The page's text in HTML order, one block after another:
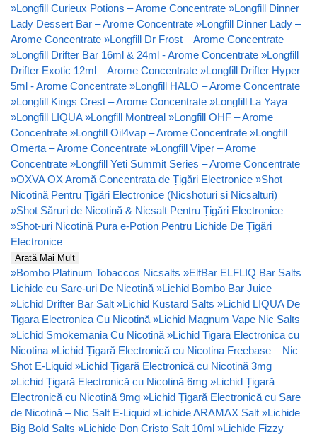
»Longfill Curieux Potions – Arome Concentrate »Longfill Dinner
Lady Dessert Bar – Arome Concentrate »Longfill Dinner Lady –
Arome Concentrate »Longfill Dr Frost – Arome Concentrate
»Longfill Drifter Bar 16ml & 24ml - Arome Concentrate »Longfill
Drifter Exotic 12ml – Arome Concentrate »Longfill Drifter Hyper
5ml - Arome Concentrate »Longfill HALO – Arome Concentrate
»Longfill Kings Crest – Arome Concentrate »Longfill La Yaya
»Longfill LIQUA »Longfill Montreal »Longfill OHF – Arome
Concentrate »Longfill Oil4vap – Arome Concentrate »Longfill
Omerta – Arome Concentrate »Longfill Viper – Arome
Concentrate »Longfill Yeti Summit Series – Arome Concentrate
»OXVA OX Aromă Concentrata de Țigări Electronice »Shot
Nicotină Pentru Țigări Electronice (Nicshoturi si Nicsalturi)
»Shot Săruri de Nicotină & Nicsalt Pentru Țigări Electronice
»Shot-uri Nicotină Pura e-Potion Pentru Lichide De Țigări
Electronice
Arată Mai Mult
»Bombo Platinum Tobaccos Nicsalts »ElfBar ELFLIQ Bar Salts
Lichide cu Sare-uri De Nicotină »Lichid Bombo Bar Juice
»Lichid Drifter Bar Salt »Lichid Kustard Salts »Lichid LIQUA De
Tigara Electronica Cu Nicotină »Lichid Magnum Vape Nic Salts
»Lichid Smokemania Cu Nicotină »Lichid Tigara Electronica cu
Nicotina »Lichid Țigară Electronică cu Nicotina Freebase – Nic
Shot E-Liquid »Lichid Țigară Electronică cu Nicotină 3mg
»Lichid Țigară Electronică cu Nicotină 6mg »Lichid Țigară
Electronică cu Nicotină 9mg »Lichid Țigară Electronică cu Sare
de Nicotină – Nic Salt E-Liquid »Lichide ARAMAX Salt »Lichide
Big Bold Salts »Lichide Don Cristo Salt 10ml »Lichide Fizzy